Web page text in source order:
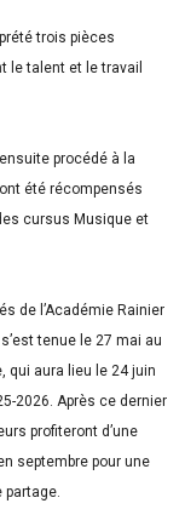
trois pièces
le talent et le travail
procédé à la
été récompensés
cursus Musique et
de l’Académie Rainier
tenue le 27 mai au
qui aura lieu le 24 juin
2026. Après ce dernier
profiteront d’une
septembre pour une
partage.